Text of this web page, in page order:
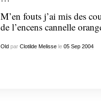
M’en fouts j’ai mis des
de l’encens cannelle
Oldpar Clotilde Melissele 05 Sep 2004